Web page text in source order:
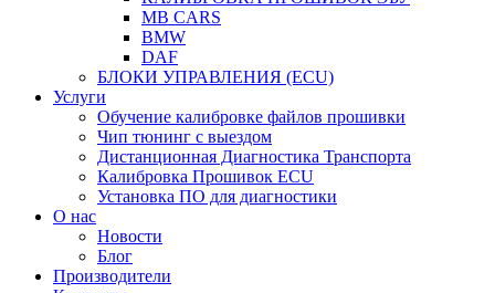
MB CARS
BMW
DAF
БЛОКИ УПРАВЛЕНИЯ (ECU)
Услуги
Обучение калибровке файлов прошивки
Чип тюнинг с выездом
Дистанционная Диагностика Транспорта
Калибровка Прошивок ECU
Установка ПО для диагностики
О нас
Новости
Блог
Производители